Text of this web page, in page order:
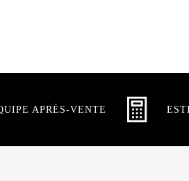
APRÈS-VENTE